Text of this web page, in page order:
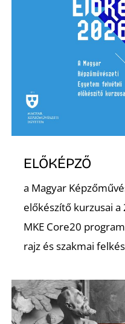
ELŐKÉPZŐ
a Magyar
előkészítő kurzusai
MKE Core20
rajz és szakmai